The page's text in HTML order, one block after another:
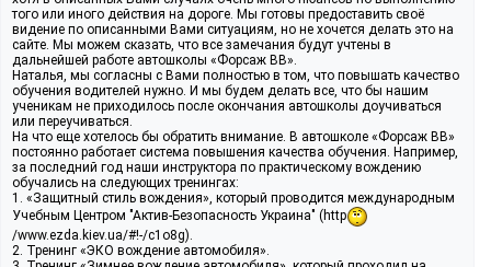
того или иного действия на дороге. Мы готовы предоставить своё
видение по описанными Вами ситуациям, но не хочется делать это на
сайте. Мы можем сказать, что все замечания будут учтены в
дальнейшей работе автошколы «Форсаж ВВ».
Наталья, мы согласны с Вами полностью в том, что повышать качество
обучения водителей нужно. И мы будем делать все, что бы нашим
ученикам не приходилось после окончания автошколы доучиваться
или переучиваться.
На что еще хотелось бы обратить внимание. В автошколе «Форсаж ВВ»
постоянно работает система повышения качества обучения. Например,
за последний год наши инструктора по практическому вождению
обучались на следующих тренингах:
1. «Защитный стиль вождения», который проводится международным
Учебным Центром "Актив-Безопасность Украина" (http
/www.ezda.kiev.ua/#!-/c1o8g).
2. Тренинг «ЭКО вождение автомобиля».